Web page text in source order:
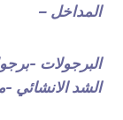
المداخل –
البرجولات -
الشد الانشائي